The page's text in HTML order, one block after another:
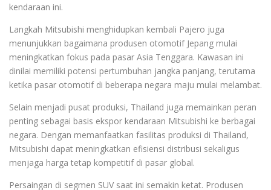
kendaraan ini.
Langkah Mitsubishi menghidupkan kembali Pajero juga
menunjukkan bagaimana produsen otomotif Jepang mulai
meningkatkan fokus pada pasar Asia Tenggara. Kawasan ini
dinilai memiliki potensi pertumbuhan jangka panjang, terutama
ketika pasar otomotif di beberapa negara maju mulai melambat.
Selain menjadi pusat produksi, Thailand juga memainkan peran
penting sebagai basis ekspor kendaraan Mitsubishi ke berbagai
negara. Dengan memanfaatkan fasilitas produksi di Thailand,
Mitsubishi dapat meningkatkan efisiensi distribusi sekaligus
menjaga harga tetap kompetitif di pasar global.
Persaingan di segmen SUV saat ini semakin ketat. Produsen